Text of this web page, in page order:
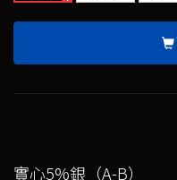
實心5%銀（A-B）